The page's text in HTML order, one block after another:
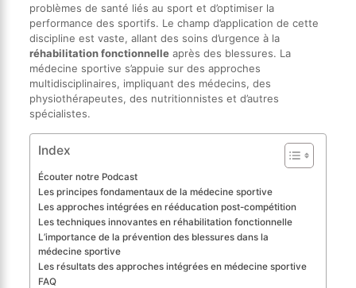
problèmes de santé liés au sport et d’optimiser la
performance des sportifs. Le champ d’application de cette
discipline est vaste, allant des soins d’urgence à la
réhabilitation fonctionnelleaprès des blessures. La
médecine sportive s’appuie sur des approches
multidisciplinaires, impliquant des médecins, des
physiothérapeutes, des nutritionnistes et d’autres
spécialistes.
Index
Écouter notre Podcast
Les principes fondamentaux de la médecine sportive
Les approches intégrées en rééducation post-compétition
Les techniques innovantes en réhabilitation fonctionnelle
L’importance de la prévention des blessures dans la
médecine sportive
Les résultats des approches intégrées en médecine sportive
FAQ